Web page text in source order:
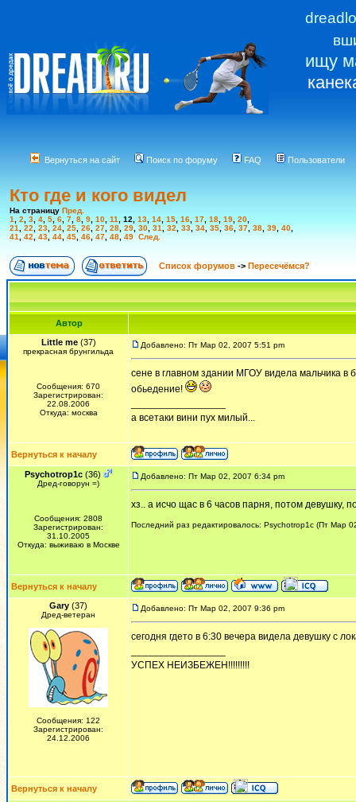
ищу
Вернуться на сайт Поиск по форуму FAQ Пользователи
Кто где и кого видел
На страницу Пред.
1
2 3 4 5 6 7 8 9 10 11 12 13 14 15 16 17 18 19 20
21
22 23 24 25 26 27 28 29 30 31 32 33 34 35 36 37 38 39 40
41
42 43 44 45 46 47 48 49 След.
Список форумов -> Пересечёмся?
Автор
Little me(37)
прекрасная брунгильда
Сообщения: 670
Зарегистрирован:
22.08.2006
Откуда: москва
Добавлено: Пт Мар 02, 2007 5:51 pm
сене в главном здании МГОУ видела мальчика в
обьедение!
а всетаки вини пух милый...
Вернуться к началу
Psychotrop1c (36)
Дред-говорун =)
Сообщения: 2808
Зарегистрирован:
31.10.2005
Откуда: выживаю в Москве
Добавлено: Пт Мар 02, 2007 6:34 pm
хз.. а исчо щас в 6 часов парня, потом девушку,
Последний раз редактировалось: Psychotrop1c (Пт Мар
Вернуться к началу
Gary (37)
Дред-ветеран
Сообщения: 122
Зарегистрирован:
24.12.2006
Добавлено: Пт Мар 02, 2007 9:36 pm
сегодня гдето в 6:30 вечера видела девушку с
УСПЕХ НЕИЗБЕЖЕН!!!!!!!!!
Вернуться к началу